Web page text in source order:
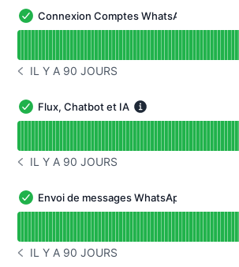
Connexion Comptes WhatsApp -
Connexion Comptes WhatsApp
HISTORIQUE DES INCIDENTS IL Y A 90
IL Y A 90 JOURS
Flux, Chatbot et IA - Opérationnel
Flux, Chatbot et IA
HISTORIQUE DES INCIDENTS IL Y A 90
IL Y A 90 JOURS
Envoi de messages WhatsApp -
Envoi de messages WhatsApp
HISTORIQUE DES INCIDENTS IL Y A 90
IL Y A 90 JOURS